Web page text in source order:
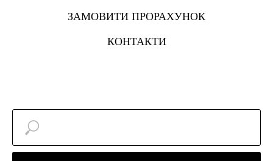
ЗАМОВИТИ ПРОРАХУНОК
КОНТАКТИ